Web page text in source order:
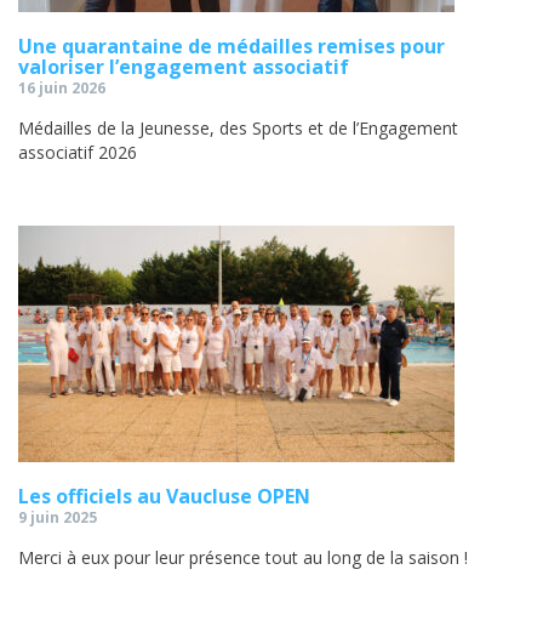
Une quarantaine de médailles remises pour
valoriser l’engagement associatif
16 juin 2026
Médailles de la Jeunesse, des Sports et de l’Engagement
associatif 2026
Les officiels au Vaucluse OPEN
9 juin 2025
Merci à eux pour leur présence tout au long de la saison !